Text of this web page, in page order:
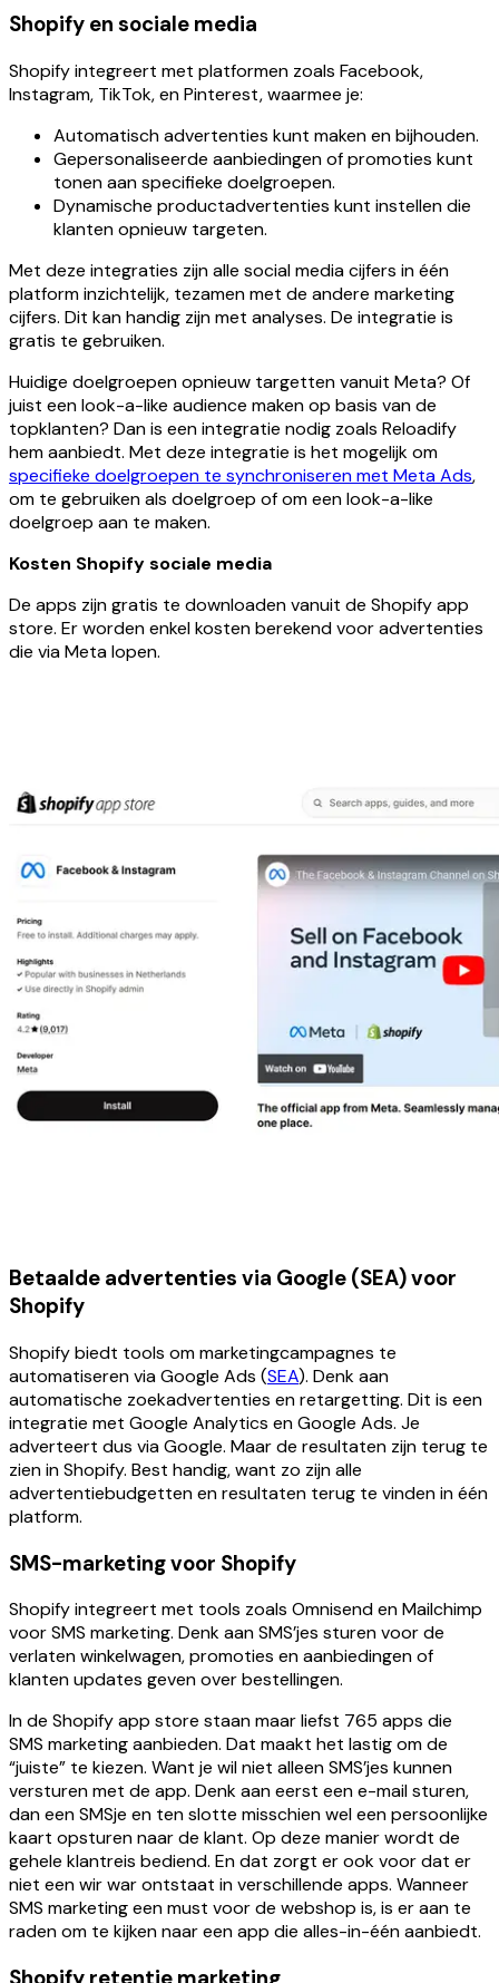
Shopify en sociale media
Shopify integreert met platformen zoals Facebook,
Instagram, TikTok, en Pinterest, waarmee je:
Automatisch advertenties kunt maken en bijhouden.
Gepersonaliseerde aanbiedingen of promoties kunt
tonen aan specifieke doelgroepen.
Dynamische productadvertenties kunt instellen die
klanten opnieuw targeten.
Met deze integraties zijn alle social media cijfers in één
platform inzichtelijk, tezamen met de andere marketing
cijfers. Dit kan handig zijn met analyses. De integratie is
gratis te gebruiken.
Huidige doelgroepen opnieuw targetten vanuit Meta? Of
juist een look-a-like audience maken op basis van de
topklanten? Dan is een integratie nodig zoals Reloadify
hem aanbiedt. Met deze integratie is het mogelijk om
specifieke doelgroepen te synchroniseren met Meta Ads,
om te gebruiken als doelgroep of om een look-a-like
doelgroep aan te maken.
Kosten Shopify sociale media
De apps zijn gratis te downloaden vanuit de Shopify app
store. Er worden enkel kosten berekend voor advertenties
die via Meta lopen.
Betaalde advertenties via Google (SEA) voor
Shopify
Shopify biedt tools om marketingcampagnes te
automatiseren via Google Ads (SEA). Denk aan
automatische zoekadvertenties en retargetting. Dit is een
integratie met Google Analytics en Google Ads. Je
adverteert dus via Google. Maar de resultaten zijn terug te
zien in Shopify. Best handig, want zo zijn alle
advertentiebudgetten en resultaten terug te vinden in één
platform.
SMS-marketing voor Shopify
Shopify integreert met tools zoals Omnisend en Mailchimp
voor SMS marketing. Denk aan SMS’jes sturen voor de
verlaten winkelwagen, promoties en aanbiedingen of
klanten updates geven over bestellingen.
In de Shopify app store staan maar liefst 765 apps die
SMS marketing aanbieden. Dat maakt het lastig om de
“juiste” te kiezen. Want je wil niet alleen SMS’jes kunnen
versturen met de app. Denk aan eerst een e-mail sturen,
dan een SMSje en ten slotte misschien wel een persoonlijke
kaart opsturen naar de klant. Op deze manier wordt de
gehele klantreis bediend. En dat zorgt er ook voor dat er
niet een wir war ontstaat in verschillende apps. Wanneer
SMS marketing een must voor de webshop is, is er aan te
raden om te kijken naar een app die alles-in-één aanbiedt.